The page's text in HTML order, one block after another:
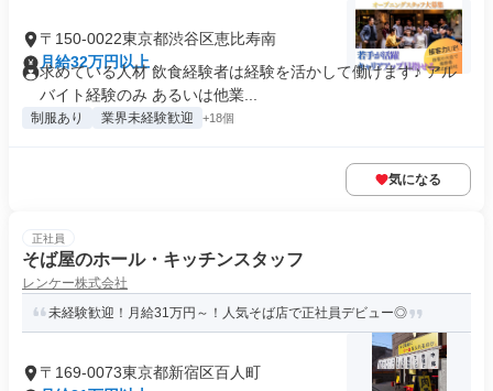
〒150-0022東京都渋谷区恵比寿南
月給32万円以上
求めている人材 飲食経験者は経験を活かして働けます♪ アル
バイト経験のみ あるいは他業...
制服あり 業界未経験歓迎 +18個
気になる
正社員
そば屋のホール・キッチンスタッフ
レンケー株式会社
未経験歓迎！月給31万円～！人気そば店で正社員デビュー◎
〒169-0073東京都新宿区百人町